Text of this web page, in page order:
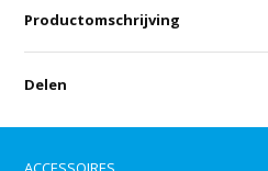
Productomschrijving
Delen